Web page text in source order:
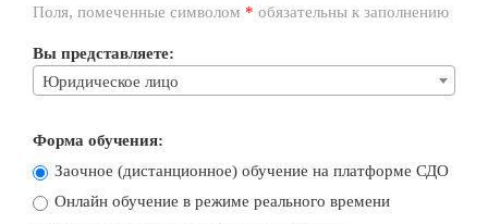
Поля, помеченные символом * обязательны к заполнению
Вы представляете:
Юридическое лицо
Форма обучения:
Заочное (дистанционное) обучение на платформе СДО
Онлайн обучение в режиме реального времени